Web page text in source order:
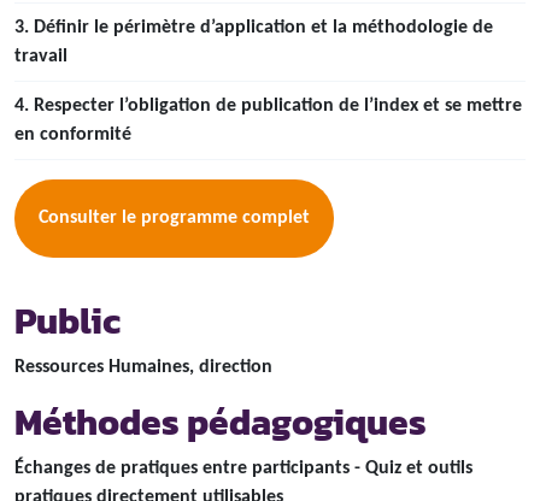
3. Définir le périmètre d’application et la méthodologie de
travail
4. Respecter l’obligation de publication de l’index et se mettre
en conformité
Consulter le programme complet
Public
Ressources Humaines, direction
Méthodes pédagogiques
Échanges de pratiques entre participants - Quiz et outils
pratiques directement utilisables